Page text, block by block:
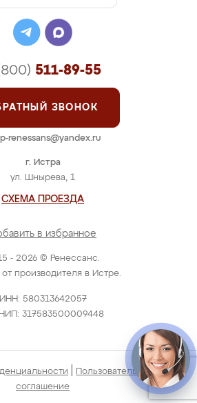
- 2026 © Ренессанс.
производителя в Истре.
ИНН: 580313642057
317583500009448
г. Истра
ул. Шнырева, 1
СХЕМА ПРОЕЗДА
в избранное
511-89-55
ЗВОНОК
renessans@yandex.ru
Пользовательское
соглашение